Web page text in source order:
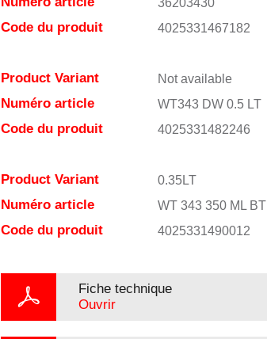
36203430
Code du produit 4025331467182
Product Variant Not available
Numéro article WT343 DW 0.5 LT
Code du produit 4025331482246
Product Variant 0.35LT
Numéro article WT 343 350 ML BT
Code du produit 4025331490012
Fiche technique
Ouvrir